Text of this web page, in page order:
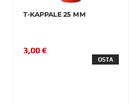
T-KAPPALE 25 MM
3,00 €
OSTA